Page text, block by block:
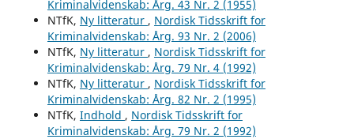
Kriminalvidenskab: Årg. 43 Nr. 2 (1955)
NTfK, Ny litteratur , Nordisk Tidsskrift for
Kriminalvidenskab: Årg. 93 Nr. 2 (2006)
NTfK, Ny litteratur , Nordisk Tidsskrift for
Kriminalvidenskab: Årg. 79 Nr. 4 (1992)
NTfK, Ny litteratur , Nordisk Tidsskrift for
Kriminalvidenskab: Årg. 82 Nr. 2 (1995)
NTfK, Indhold , Nordisk Tidsskrift for
Kriminalvidenskab: Årg. 79 Nr. 2 (1992)